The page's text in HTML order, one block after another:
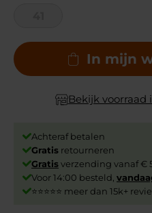
In mijn
Bekijk voorraad
Achteraf betalen
Gratis retourneren
Gratisverzending vanaf €
Voor 14:00 besteld,
⭐⭐⭐⭐⭐ meer dan 15k+